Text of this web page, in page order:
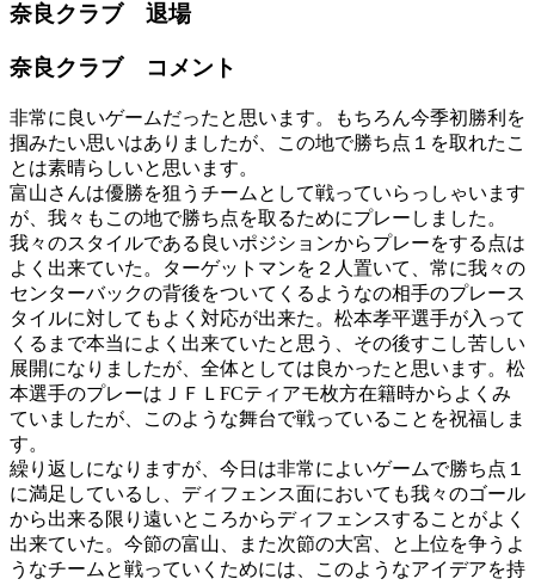
奈良クラブ 退場
奈良クラブ コメント
非常に良いゲームだったと思います。もちろん今季初勝利を
掴みたい思いはありましたが、この地で勝ち点１を取れたこ
とは素晴らしいと思います。
富山さんは優勝を狙うチームとして戦っていらっしゃいます
が、我々もこの地で勝ち点を取るためにプレーしました。
我々のスタイルである良いポジションからプレーをする点は
よく出来ていた。ターゲットマンを２人置いて、常に我々の
センターバックの背後をついてくるようなの相手のプレース
タイルに対してもよく対応が出来た。松本孝平選手が入って
くるまで本当によく出来ていたと思う、その後すこし苦しい
展開になりましたが、全体としては良かったと思います。松
本選手のプレーはＪＦＬFCティアモ枚方在籍時からよくみ
ていましたが、このような舞台で戦っていることを祝福しま
す。
繰り返しになりますが、今日は非常によいゲームで勝ち点１
に満足しているし、ディフェンス面においても我々のゴール
から出来る限り遠いところからディフェンスすることがよく
出来ていた。今節の富山、また次節の大宮、と上位を争うよ
うなチームと戦っていくためには、このようなアイデアを持